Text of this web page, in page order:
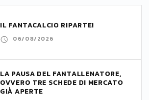
IL FANTACALCIO RIPARTE!
06/08/2026
LA PAUSA DEL FANTALLENATORE,
OVVERO TRE SCHEDE DI MERCATO
GIÀ APERTE